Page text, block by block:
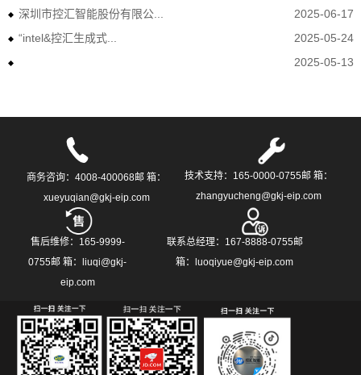
深圳市控汇智能股份有限公...
2025-06-17
“intel&控汇生成式...
2025-05-24
2025-05-13
商务咨询：4008-400068邮 箱：
xueyuqian@gkj-eip.com
技术支持：165-0000-0755邮 箱：
zhangyucheng@gkj-eip.com
售后维修：165-9999-
0755邮 箱：liuqi@gkj-
eip.com
联系总经理：167-8888-0755邮
箱：luoqiyue@gkj-eip.com